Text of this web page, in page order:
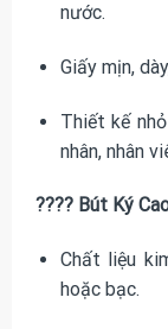
nước.
Giấy mịn,
Thiết kế
nhân, nhân
????️ Bút Ký
Chất liệu
hoặc bạc.